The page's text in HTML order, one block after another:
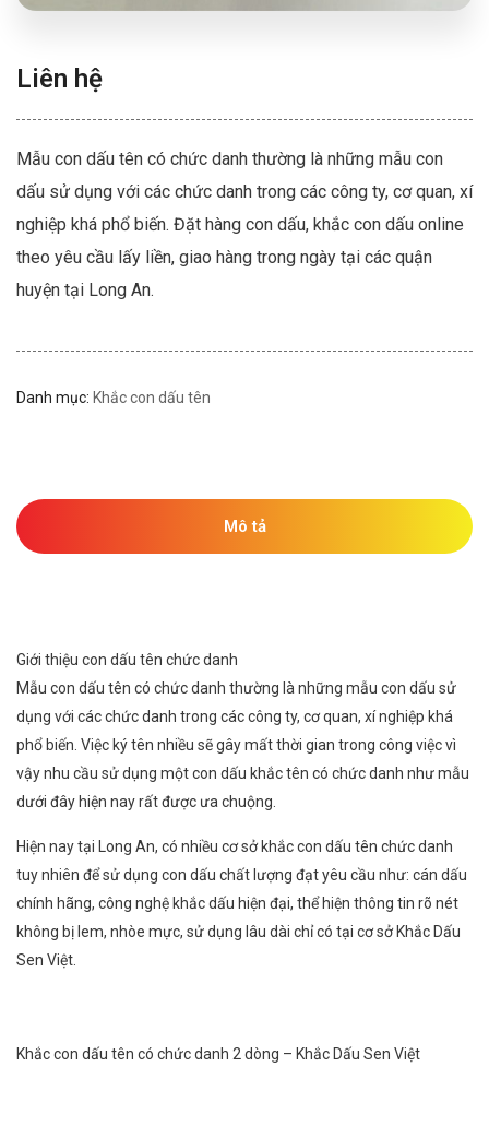
Liên hệ
Mẫu con dấu tên có chức danh thường là những mẫu con
dấu sử dụng với các chức danh trong các công ty, cơ quan, xí
nghiệp khá phổ biến. Đặt hàng con dấu, khắc con dấu online
theo yêu cầu lấy liền, giao hàng trong ngày tại các quận
huyện tại Long An.
Danh mục: Khắc con dấu tên
Mô tả
Giới thiệu con dấu tên chức danh
Mẫu con dấu tên có chức danh thường là những mẫu con dấu sử
dụng với các chức danh trong các công ty, cơ quan, xí nghiệp khá
phổ biến. Việc ký tên nhiều sẽ gây mất thời gian trong công việc vì
vậy nhu cầu sử dụng một con dấu khắc tên có chức danh như mẫu
dưới đây hiện nay rất được ưa chuộng.
Hiện nay tại Long An, có nhiều cơ sở khắc con dấu tên chức danh
tuy nhiên để sử dụng con dấu chất lượng đạt yêu cầu như: cán dấu
chính hãng, công nghệ khắc dấu hiện đại, thể hiện thông tin rõ nét
không bị lem, nhòe mực, sử dụng lâu dài chỉ có tại cơ sở Khắc Dấu
Sen Việt.
Khắc con dấu tên có chức danh 2 dòng – Khắc Dấu Sen Việt